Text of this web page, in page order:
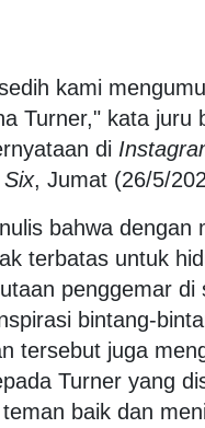
kami
Turner," kata juru
di
, Jumat (26/5/
bahwa dengan
terbatas untuk
penggemar di
bintang-
tersebut juga
Turner yang
baik dan